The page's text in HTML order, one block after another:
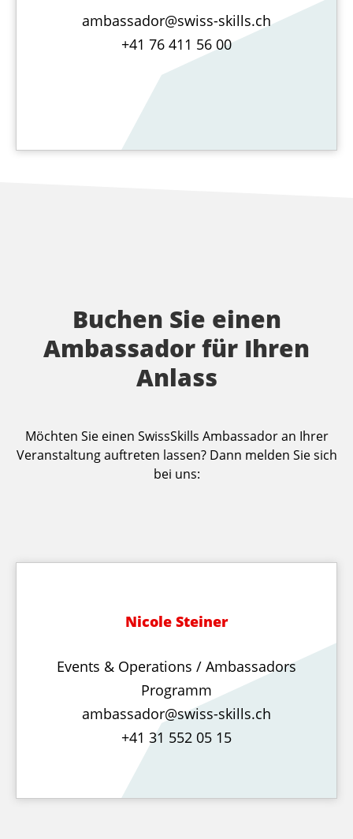
ambassador@swiss-skills.ch
+41 76 411 56 00
Buchen Sie einen
Ambassador für Ihren
Anlass
Möchten Sie einen SwissSkills Ambassador an Ihrer
Veranstaltung auftreten lassen? Dann melden Sie sich
bei uns:
Nicole Steiner
Events & Operations / Ambassadors
Programm
ambassador@swiss-skills.ch
+41 31 552 05 15